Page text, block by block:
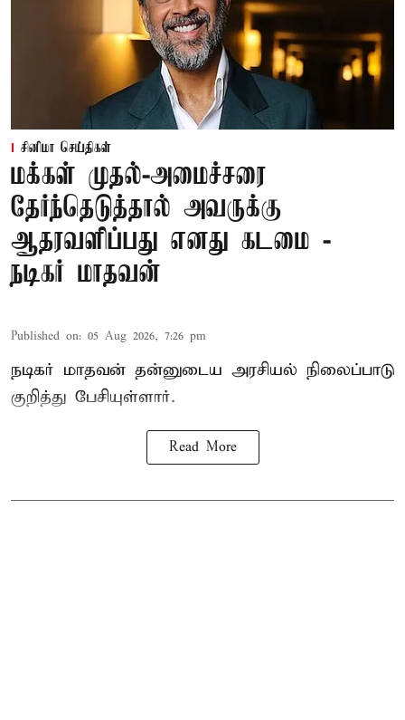
சினிமா செய்திகள்
மக்கள் முதல்-அமைச்சரை
தேர்ந்தெடுத்தால் அவருக்கு
ஆதரவளிப்பது எனது கடமை -
நடிகர் மாதவன்
Published on: 05 Aug 2026, 7:26 pm
நடிகர் மாதவன் தன்னுடைய அரசியல் நிலைப்பாடு
குறித்து பேசியுள்ளார்.
Read More